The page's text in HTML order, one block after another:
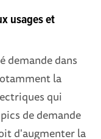
usages et
demande dans
la
qui
de demande
d'augmenter la